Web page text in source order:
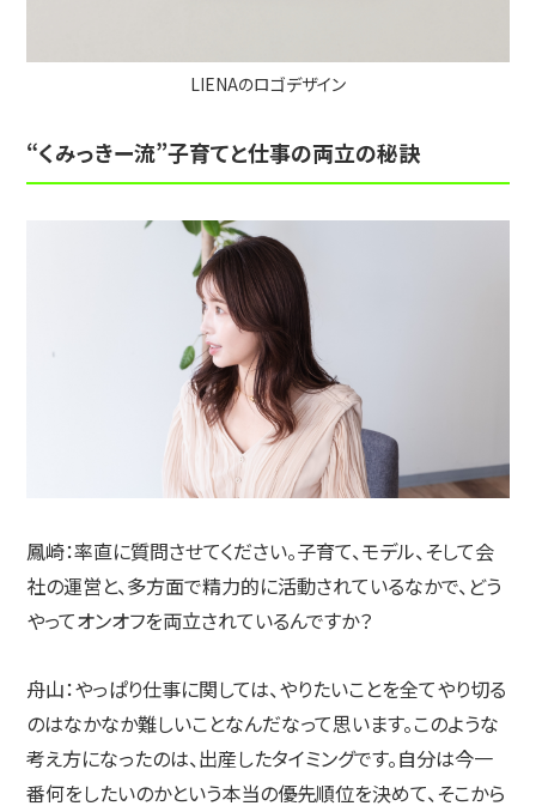
LIENAのロゴデザイン
“くみっきー流”子育てと仕事の両立の秘訣
鳳崎：率直に質問させてください。子育て、モデル、そして会
社の運営と、多方面で精力的に活動されているなかで、どう
やってオンオフを両立されているんですか？
舟山：やっぱり仕事に関しては、やりたいことを全てやり切る
のはなかなか難しいことなんだなって思います。このような
考え方になったのは、出産したタイミングです。自分は今一
番何をしたいのかという本当の優先順位を決めて、そこから